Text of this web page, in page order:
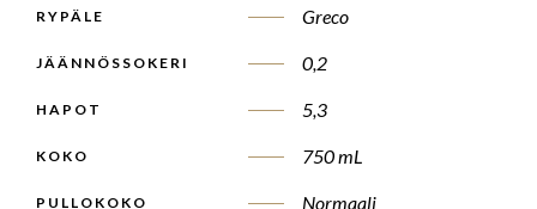
RYPÄLE Greco
JÄÄNNÖSSOKERI 0,2
HAPOT 5,3
KOKO 750 mL
PULLOKOKO Normaali